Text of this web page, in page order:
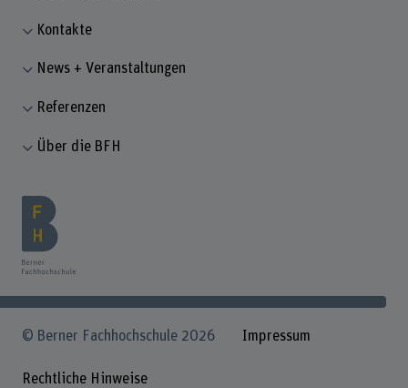
Kontakte
News + Veranstaltungen
Referenzen
Über die BFH
© Berner Fachhochschule 2026 Impressum
Rechtliche Hinweise